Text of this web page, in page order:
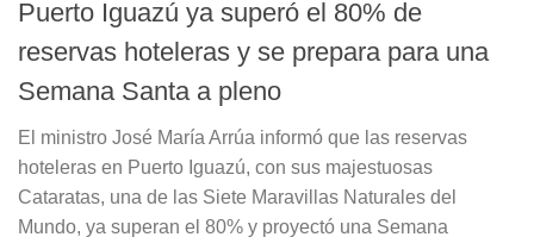
Puerto Iguazú ya superó el 80% de
reservas hoteleras y se prepara para una
Semana Santa a pleno
El ministro José María Arrúa informó que las reservas
hoteleras en Puerto Iguazú, con sus majestuosas
Cataratas, una de las Siete Maravillas Naturales del
Mundo, ya superan el 80% y proyectó una Semana